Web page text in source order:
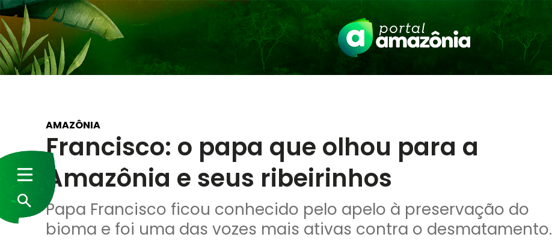
AMAZÔNIA
Francisco: o papa que olhou para a
Amazônia e seus ribeirinhos
Papa Francisco ficou conhecido pelo apelo à preservação do
bioma e foi uma das vozes mais ativas contra o desmatamento.